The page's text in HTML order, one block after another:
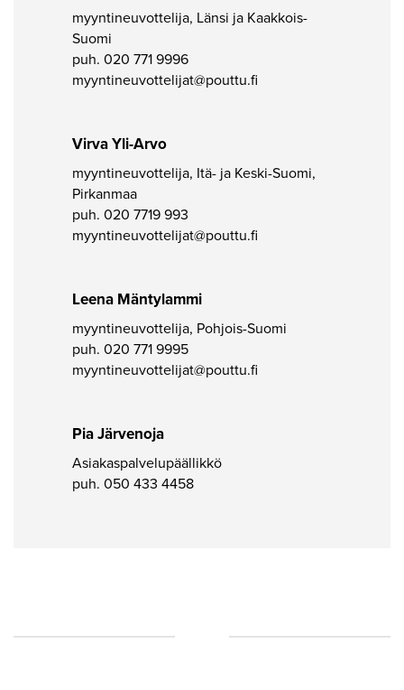
myyntineuvottelija, Länsi ja Kaakkois-
Suomi
puh. 020 771 9996
myyntineuvottelijat@pouttu.fi
Virva Yli-Arvo
myyntineuvottelija, Itä- ja Keski-Suomi,
Pirkanmaa
puh. 020 7719 993
myyntineuvottelijat@pouttu.fi
Leena Mäntylammi
myyntineuvottelija, Pohjois-Suomi
puh. 020 771 9995
myyntineuvottelijat@pouttu.fi
Pia Järvenoja
Asiakaspalvelupäällikkö
puh. 050 433 4458